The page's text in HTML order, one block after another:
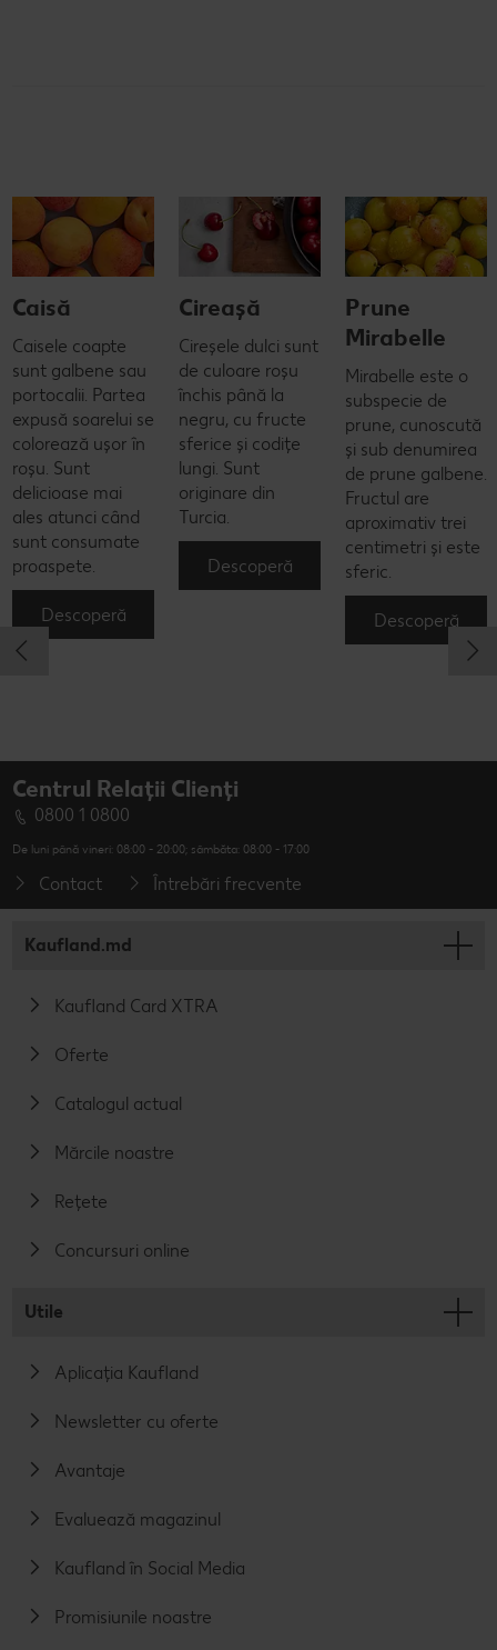
Caisă
Caisele coapte
sunt galbene sau
portocalii. Partea
expusă soarelui se
colorează ușor în
roșu. Sunt
delicioase mai
ales atunci când
sunt consumate
proaspete.
Descoperă
Cireașă
Cireșele dulci sunt
de culoare roșu
închis până la
negru, cu fructe
sferice și codițe
lungi. Sunt
originare din
Turcia.
Descoperă
Prune
Mirabelle
Mirabelle este o
subspecie de
prune, cunoscută
și sub denumirea
de prune galbene.
Fructul are
aproximativ trei
centimetri și este
sferic.
Descoperă
Centrul Relații Clienți
0800 1 0800
De luni până vineri: 08:00 - 20:00; sâmbăta: 08:00 - 17:00
Contact Întrebări frecvente
Kaufland.md
Kaufland Card XTRA
Oferte
Catalogul actual
Mărcile noastre
Rețete
Concursuri online
Utile
Aplicația Kaufland
Newsletter cu oferte
Avantaje
Evaluează magazinul
Kaufland în Social Media
Promisiunile noastre